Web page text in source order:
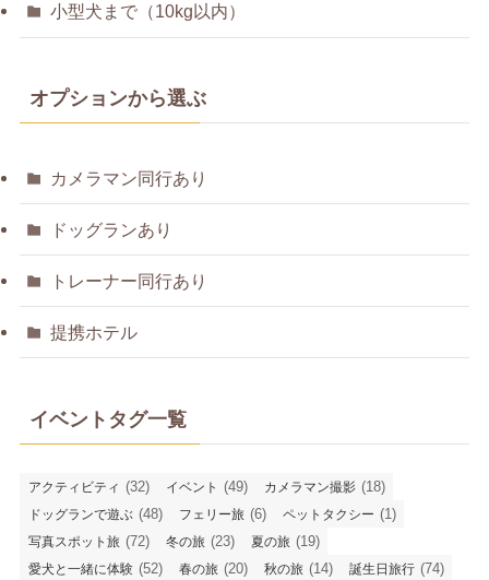
小型犬まで（10kg以内）
オプションから選ぶ
カメラマン同行あり
ドッグランあり
トレーナー同行あり
提携ホテル
イベントタグ一覧
アクティビティ (32) イベント (49) カメラマン撮影 (18)
ドッグランで遊ぶ (48) フェリー旅 (6) ペットタクシー (1)
写真スポット旅 (72) 冬の旅 (23) 夏の旅 (19)
愛犬と一緒に体験 (52) 春の旅 (20) 秋の旅 (14) 誕生日旅行 (74)